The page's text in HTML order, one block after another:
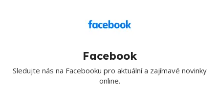
Facebook
Sledujte nás na Facebooku pro aktuální a zajímavé novinky
online.